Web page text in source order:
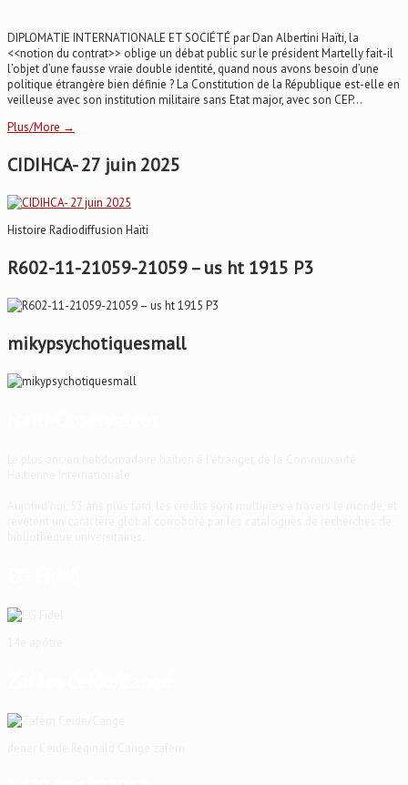
DIPLOMATIE INTERNATIONALE ET SOCIÉTÉ par Dan Albertini Haïti, la
<<notion du contrat>> oblige un débat public sur le président Martelly fait-il
l’objet d’une fausse vraie double identité, quand nous avons besoin d’une
politique étrangère bien définie ? La Constitution de la République est-elle en
veilleuse avec son institution militaire sans Etat major, avec son CEP...
Plus/More →
CIDIHCA- 27 juin 2025
Histoire Radiodiffusion Haïti
R602-11-21059-21059 – us ht 1915 P3
mikypsychotiquesmall